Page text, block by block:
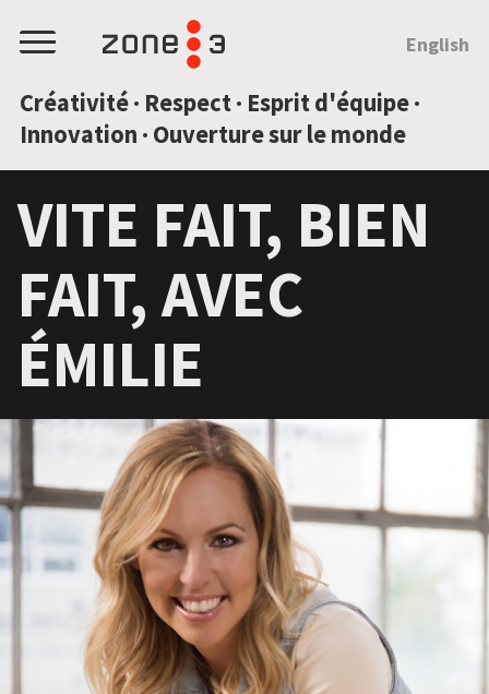
Menu
Créativité · Respect · Esprit d'équipe ·
Innovation · Ouverture sur le monde
English
VITE FAIT, BIEN
FAIT, AVEC
ÉMILIE